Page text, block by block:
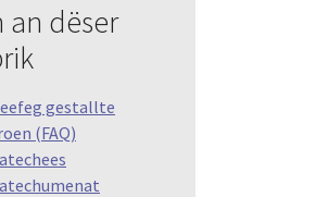
an dëser
gestallte
(FAQ)